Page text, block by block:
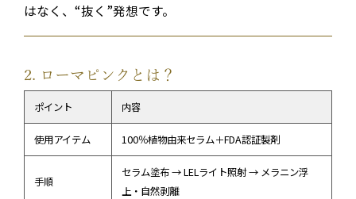
はなく、“抜く”発想です。
2. ローマピンクとは？
ポイント 内容
使用アイテム 100％植物由来セラム＋FDA認証製剤
手順
セラム塗布 → LELライト照射 → メラニン浮
上・自然剥離